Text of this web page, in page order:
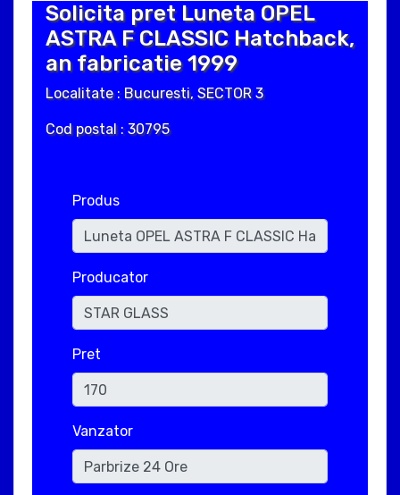
Solicita pret Luneta OPEL
ASTRA F CLASSIC Hatchback,
an fabricatie 1999
Localitate : Bucuresti, SECTOR 3
Cod postal : 30795
Produs
Producator
Pret
Vanzator